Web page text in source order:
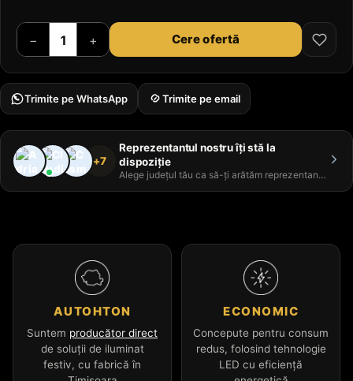
− + Cere ofertă
Trimite pe WhatsApp Trimite pe email
+7
Reprezentantul nostru îți stă la
dispoziție
Alege județul tău ca să-ți arătăm reprezentantul
AUTOHTON
Suntem producător direct
de soluții de iluminat
festiv, cu fabrică în
ECONOMIC
Concepute pentru consum
redus, folosind tehnologie
LED cu eficiență